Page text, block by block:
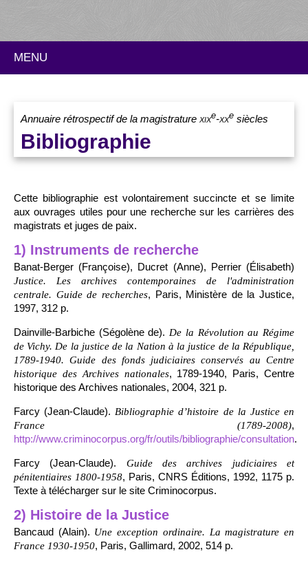
MENU
Annuaire rétrospectif de la magistrature xixe-xxe siècles
Bibliographie
Cette bibliographie est volontairement succincte et se limite
aux ouvrages utiles pour une recherche sur les carrières des
magistrats et juges de paix.
1) Instruments de recherche
Banat-Berger (Françoise), Ducret (Anne), Perrier (Élisabeth)
Justice. Les archives contemporaines de l'administration
centrale. Guide de recherches, Paris, Ministère de la Justice,
1997, 312 p.
Dainville-Barbiche (Ségolène de). De la Révolution au Régime
de Vichy. De la justice de la Nation à la justice de la République,
1789-1940. Guide des fonds judiciaires conservés au Centre
historique des Archives nationales, 1789-1940, Paris, Centre
historique des Archives nationales, 2004, 321 p.
Farcy (Jean-Claude). Bibliographie d’histoire de la Justice en
France (1789-2008),
http://www.criminocorpus.org/fr/outils/bibliographie/consultation.
Farcy (Jean-Claude). Guide des archives judiciaires et
pénitentiaires 1800-1958, Paris, CNRS Éditions, 1992, 1175 p.
Texte à télécharger sur le site Criminocorpus.
2) Histoire de la Justice
Bancaud (Alain). Une exception ordinaire. La magistrature en
France 1930-1950, Paris, Gallimard, 2002, 514 p.